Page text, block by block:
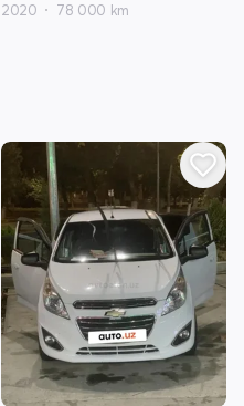
2020 78 000 km